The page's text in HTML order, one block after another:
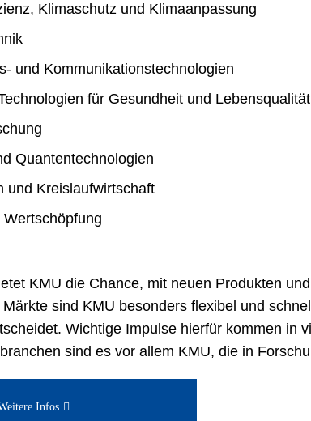
Klimaschutz und Klimaanpassung
und Kommunikationstechnologien
für Gesundheit und Lebensqualität
Quantentechnologien
und Kreislaufwirtschaft
KMU die Chance, mit neuen Produkten
sind KMU besonders flexibel und
Wichtige Impulse hierfür kommen in
sind es vor allem KMU, die in
Infos